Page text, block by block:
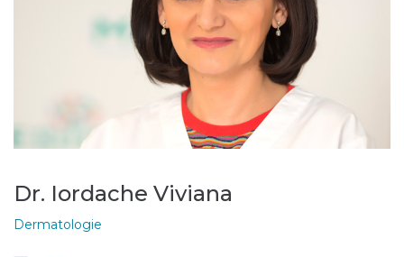
Dr. Iordache Viviana
Dermatologie